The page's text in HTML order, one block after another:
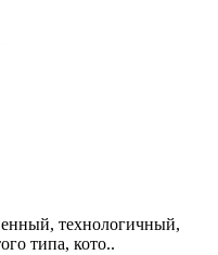
технологичный,
типа, кото..